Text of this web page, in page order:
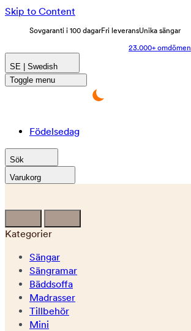
Skip to Content
Sovgaranti i 100 dagarFri leveransUnika sängar
23.000+ omdömen
SE | Swedish
Toggle menu
Födelsedag
Sök
Varukorg
Kategorier
Sängar
Sängramar
Bäddsoffa
Madrasser
Tillbehör
Mini